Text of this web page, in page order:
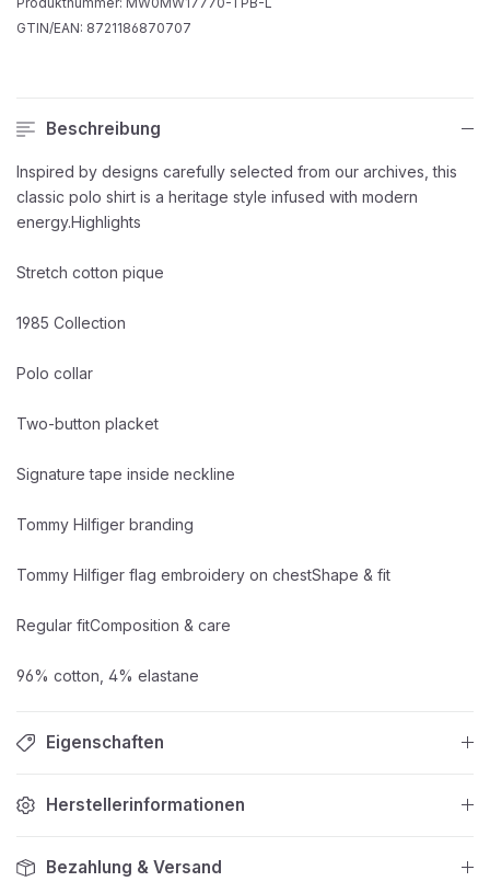
GTIN/EAN: 8721186870707
Beschreibung
Inspired by designs carefully selected from our archives, this
classic polo shirt is a heritage style infused with modern
energy.Highlights
Stretch cotton pique
1985 Collection
Polo collar
Two-button placket
Signature tape inside neckline
Tommy Hilfiger branding
Tommy Hilfiger flag embroidery on chestShape & fit
Regular fitComposition & care
96% cotton, 4% elastane
Eigenschaften
Herstellerinformationen
Bezahlung & Versand